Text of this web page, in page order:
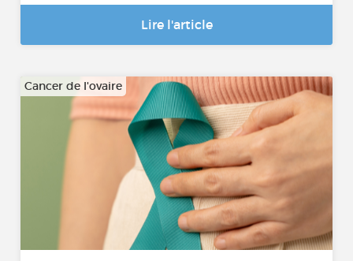
Lire l'article
Cancer de l'ovaire